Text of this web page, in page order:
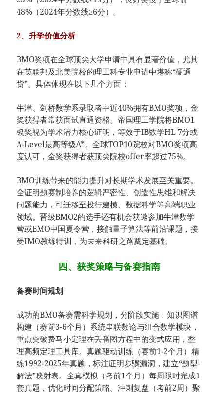
48%（2024年分数线≥6分）。
​2、升学价值分析​
BMO奖项在全球顶尖大学申请中具有显著价值，尤其
在英联邦及北美院校的理工科专业申请中堪称“硬通
货”。具体体现在以下几个方面：
牛津、剑桥数学系录取者中近40%拥有BMO奖项，金
奖获得者常获面试直通资格。帝国理工学院将BMO1
银奖视为学术潜力核心证明，等效于IB数学HL 7分或
A-Level最高等级A*。全球TOP10院校对BMO奖项高
度认可，金奖获得者获顶尖院校offer率超过75%。
BMO训练带来的能力提升对长期学术发展至关重要。
全证明题赛制培养的逻辑严密性、创造性思维和解决
问题能力，可迁移至投行建模、数据科学等高端职业
领域。晋级BMO2的选手还有机会获邀参加牛津数学
营或BMO中国夏令营，接触量子算法等前沿课题，接
受IMO教练特训，为未来科研之路奠定基础。
四、获奖策略与备赛指南
​备赛时间规划​
成功的BMO备赛需科学规划，分阶段实施：知识图谱
构建（赛前3-6个月）系统串联数论与组合数学模块，
重点突破费马小定理在丢番图方程中的变式应用，整
理高频定理工具库。真题驱动训练（赛前1-2个月）精
练1992-2025年真题，标注证明步骤漏洞，建立“题型-
解法”映射表。全真模拟（考前1个月）每周限时完成1
套真题，优化时间分配策略。冲刺复盘（考前2周）聚